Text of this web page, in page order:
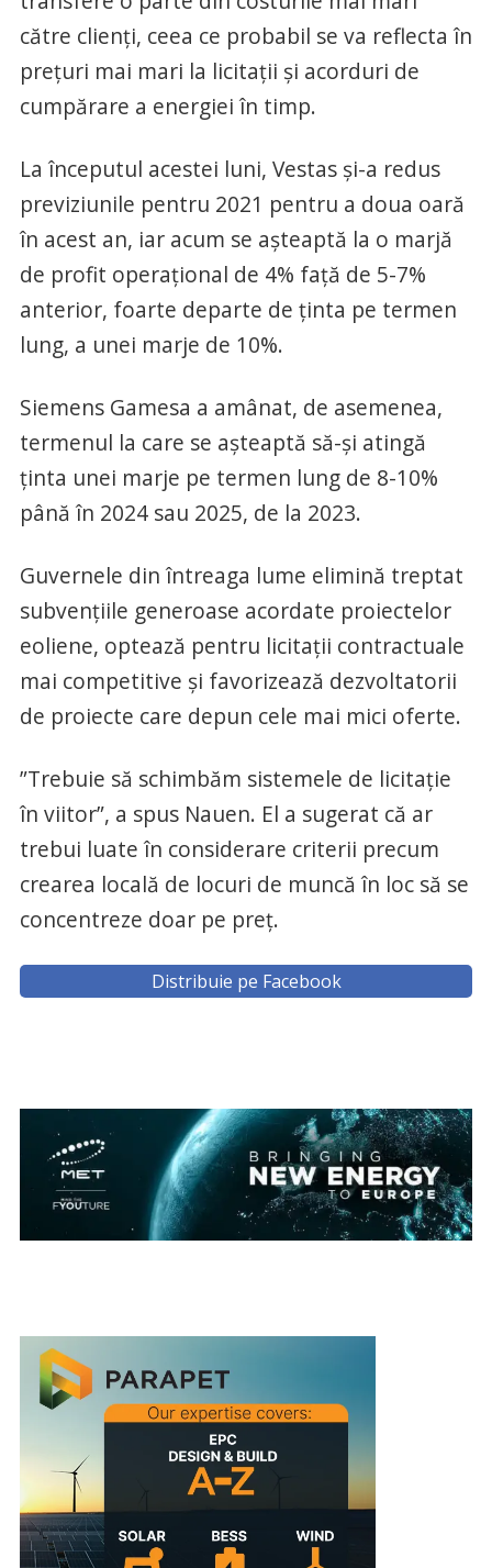
către clienţi, ceea ce probabil se va reflecta în
preţuri mai mari la licitaţii şi acorduri de
cumpărare a energiei în timp.
La începutul acestei luni, Vestas şi-a redus
previziunile pentru 2021 pentru a doua oară
în acest an, iar acum se aşteaptă la o marjă
de profit operaţional de 4% faţă de 5-7%
anterior, foarte departe de ţinta pe termen
lung, a unei marje de 10%.
Siemens Gamesa a amânat, de asemenea,
termenul la care se aşteaptă să-şi atingă
ţinta unei marje pe termen lung de 8-10%
până în 2024 sau 2025, de la 2023.
Guvernele din întreaga lume elimină treptat
subvenţiile generoase acordate proiectelor
eoliene, optează pentru licitaţii contractuale
mai competitive şi favorizează dezvoltatorii
de proiecte care depun cele mai mici oferte.
”Trebuie să schimbăm sistemele de licitaţie
în viitor”, a spus Nauen. El a sugerat că ar
trebui luate în considerare criterii precum
crearea locală de locuri de muncă în loc să se
concentreze doar pe preţ.
Distribuie pe Facebook